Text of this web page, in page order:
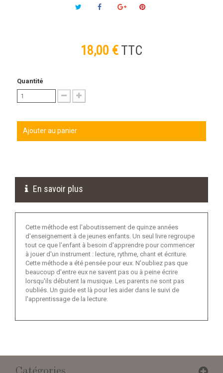
18,00 € TTC
Quantité
Ajouter au panier
En savoir plus
Cette méthode est l'aboutissement de quinze années
d'enseignement à de jeunes enfants. Un seul livre regroupe
tout ce que l'enfant à besoin d'apprendre pour commencer
à jouer d'un instrument : lecture, rythme, chant et écriture.
Cette méthode a été pensée pour eux. N'oubliez pas que
beaucoup d'entre eux ne savent pas ou à peine écrire
lorsqu'ils débutent la musique. Les parents ne sont pas
oubliés. Un guide est là pour les aider dans le suivi de
l'apprentissage de la lecture.